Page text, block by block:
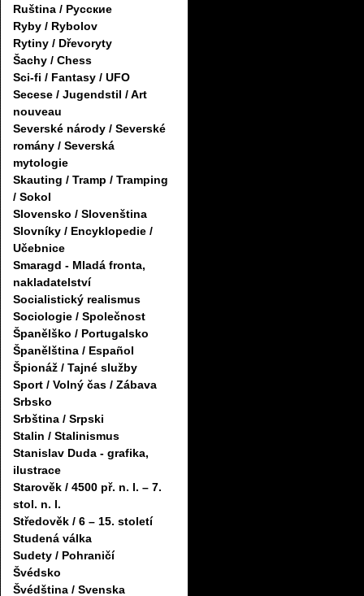
Ruština / Русские
Ryby / Rybolov
Rytiny / Dřevoryty
Šachy / Chess
Sci-fi / Fantasy / UFO
Secese / Jugendstil / Art
nouveau
Severské národy / Severské
romány / Severská
mytologie
Skauting / Tramp / Tramping
/ Sokol
Slovensko / Slovenština
Slovníky / Encyklopedie /
Učebnice
Smaragd - Mladá fronta,
nakladatelství
Socialistický realismus
Sociologie / Společnost
Španělško / Portugalsko
Španělština / Español
Špionáž / Tajné služby
Sport / Volný čas / Zábava
Srbsko
Srbština / Srpski
Stalin / Stalinismus
Stanislav Duda - grafika,
ilustrace
Starověk / 4500 př. n. l. – 7.
stol. n. l.
Středověk / 6 – 15. století
Studená válka
Sudety / Pohraničí
Švédsko
Švédština / Svenska